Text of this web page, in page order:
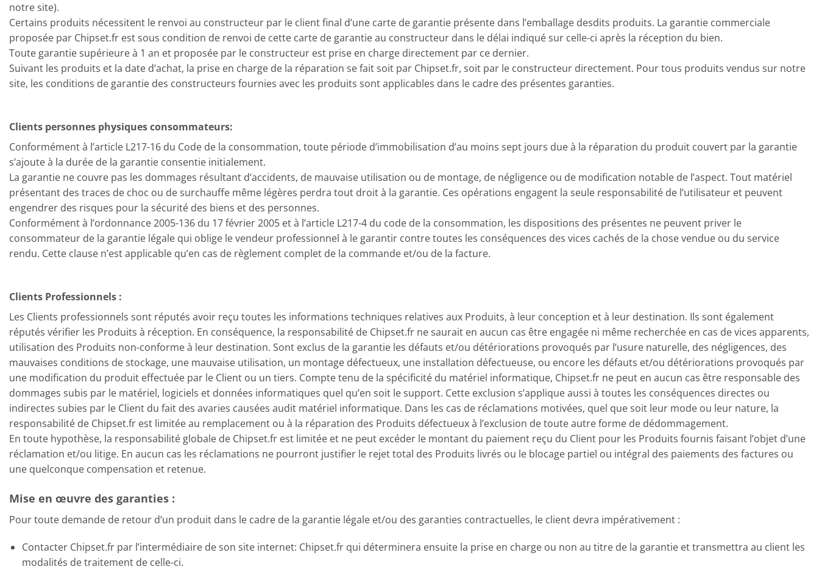
notre site).
Certains produits nécessitent le renvoi au constructeur par le client final d’une carte de garantie présente dans l’emballage desdits produits. La garantie commerciale
proposée par Chipset.fr est sous condition de renvoi de cette carte de garantie au constructeur dans le délai indiqué sur celle-ci après la réception du bien.
Toute garantie supérieure à 1 an et proposée par le constructeur est prise en charge directement par ce dernier.
Suivant les produits et la date d’achat, la prise en charge de la réparation se fait soit par Chipset.fr, soit par le constructeur directement. Pour tous produits vendus sur notre
site, les conditions de garantie des constructeurs fournies avec les produits sont applicables dans le cadre des présentes garanties.
Clients personnes physiques consommateurs:
Conformément à l’article L217-16 du Code de la consommation, toute période d’immobilisation d’au moins sept jours due à la réparation du produit couvert par la garantie
s’ajoute à la durée de la garantie consentie initialement.
La garantie ne couvre pas les dommages résultant d’accidents, de mauvaise utilisation ou de montage, de négligence ou de modification notable de l’aspect. Tout matériel
présentant des traces de choc ou de surchauffe même légères perdra tout droit à la garantie. Ces opérations engagent la seule responsabilité de l’utilisateur et peuvent
engendrer des risques pour la sécurité des biens et des personnes.
Conformément à l’ordonnance 2005-136 du 17 février 2005 et à l’article L217-4 du code de la consommation, les dispositions des présentes ne peuvent priver le
consommateur de la garantie légale qui oblige le vendeur professionnel à le garantir contre toutes les conséquences des vices cachés de la chose vendue ou du service
rendu. Cette clause n’est applicable qu’en cas de règlement complet de la commande et/ou de la facture.
Clients Professionnels :
Les Clients professionnels sont réputés avoir reçu toutes les informations techniques relatives aux Produits, à leur conception et à leur destination. Ils sont également
réputés vérifier les Produits à réception. En conséquence, la responsabilité de Chipset.fr ne saurait en aucun cas être engagée ni même recherchée en cas de vices apparents,
utilisation des Produits non-conforme à leur destination. Sont exclus de la garantie les défauts et/ou détériorations provoqués par l’usure naturelle, des négligences, des
mauvaises conditions de stockage, une mauvaise utilisation, un montage défectueux, une installation défectueuse, ou encore les défauts et/ou détériorations provoqués par
une modification du produit effectuée par le Client ou un tiers. Compte tenu de la spécificité du matériel informatique, Chipset.fr ne peut en aucun cas être responsable des
dommages subis par le matériel, logiciels et données informatiques quel qu’en soit le support. Cette exclusion s’applique aussi à toutes les conséquences directes ou
indirectes subies par le Client du fait des avaries causées audit matériel informatique. Dans les cas de réclamations motivées, quel que soit leur mode ou leur nature, la
responsabilité de Chipset.fr est limitée au remplacement ou à la réparation des Produits défectueux à l’exclusion de toute autre forme de dédommagement.
En toute hypothèse, la responsabilité globale de Chipset.fr est limitée et ne peut excéder le montant du paiement reçu du Client pour les Produits fournis faisant l’objet d’une
réclamation et/ou litige. En aucun cas les réclamations ne pourront justifier le rejet total des Produits livrés ou le blocage partiel ou intégral des paiements des factures ou
une quelconque compensation et retenue.
Mise en œuvre des garanties :
Pour toute demande de retour d’un produit dans le cadre de la garantie légale et/ou des garanties contractuelles, le client devra impérativement :
Contacter Chipset.fr par l’intermédiaire de son site internet: Chipset.fr qui déterminera ensuite la prise en charge ou non au titre de la garantie et transmettra au client les
modalités de traitement de celle-ci.